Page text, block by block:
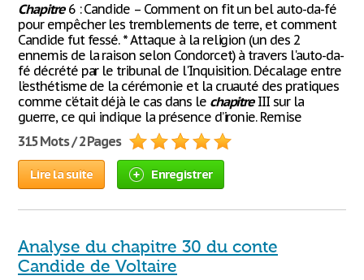
Chapitre6 : Candide – Comment on fit un bel auto-da-fé
pour empêcher les tremblements de terre, et comment
Candide fut fessé. * Attaque à la religion (un des 2
ennemis de la raison selon Condorcet) à travers l'auto-da-
fé décrété par le tribunal de l'Inquisition. Décalage entre
l’esthétisme de la cérémonie et la cruauté des pratiques
comme c’était déjà le cas dans le chapitreIII sur la
guerre, ce qui indique la présence d’ironie. Remise
315 Mots / 2 Pages
Lire la suite Enregistrer
Analyse du chapitre 30 du conte
Candide de Voltaire